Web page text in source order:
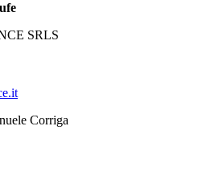
SRLS
Corriga